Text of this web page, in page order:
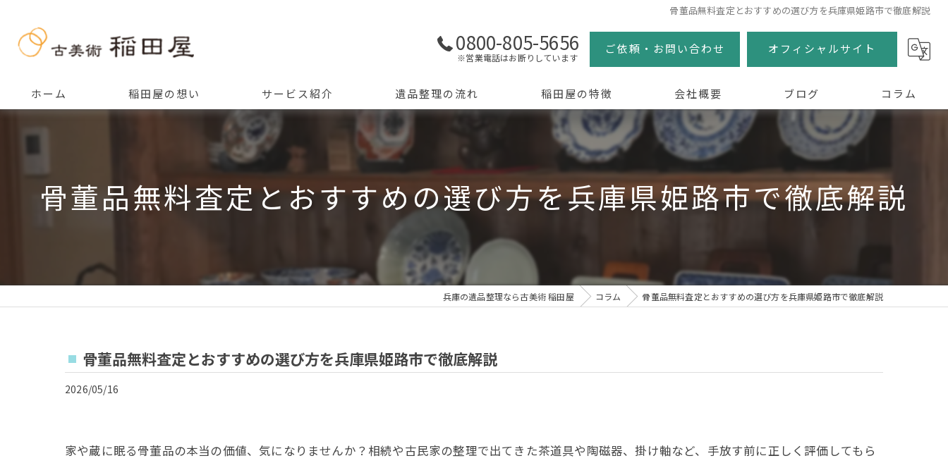
骨董品無料査定とおすすめの選び方を兵庫県姫路市で徹底解説
0800-805-5656
※営業電話はお断りしています
ご依頼・お問い合わせ オフィシャルサイト
ホーム 稲田屋の想い サービス紹介 遺品整理の流れ
よくある質問
稲田屋の特徴
生前整理
骨董品
京都の遺品整理
会社概要 ブログ コラム
骨董品無料査定とおすすめの選び方を兵庫県姫路市で徹底解説
兵庫の遺品整理なら古美術 稲田屋 コラム 骨董品無料査定とおすすめの選び方を兵庫県姫路市で徹底解説
骨董品無料査定とおすすめの選び方を兵庫県姫路市で徹底解説
2026/05/16
家や蔵に眠る骨董品の本当の価値、気になりませんか？相続や古民家の整理で出てきた茶道具や陶磁器、掛け軸など、手放す前に正しく評価してもら